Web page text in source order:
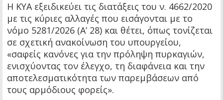
Η ΚΥΑ εξειδικεύει τις διατάξεις του ν. 4662/2020
με τις κύριες αλλαγές που εισάγονται με το
νόμο 5281/2026 (Α’ 28) και θέτει, όπως τονίζεται
σε σχετική ανακοίνωση του υπουργείου,
«σαφείς κανόνες για την πρόληψη πυρκαγιών,
ενισχύοντας τον έλεγχο, τη διαφάνεια και την
αποτελεσματικότητα των παρεμβάσεων από
τους αρμόδιους φορείς».